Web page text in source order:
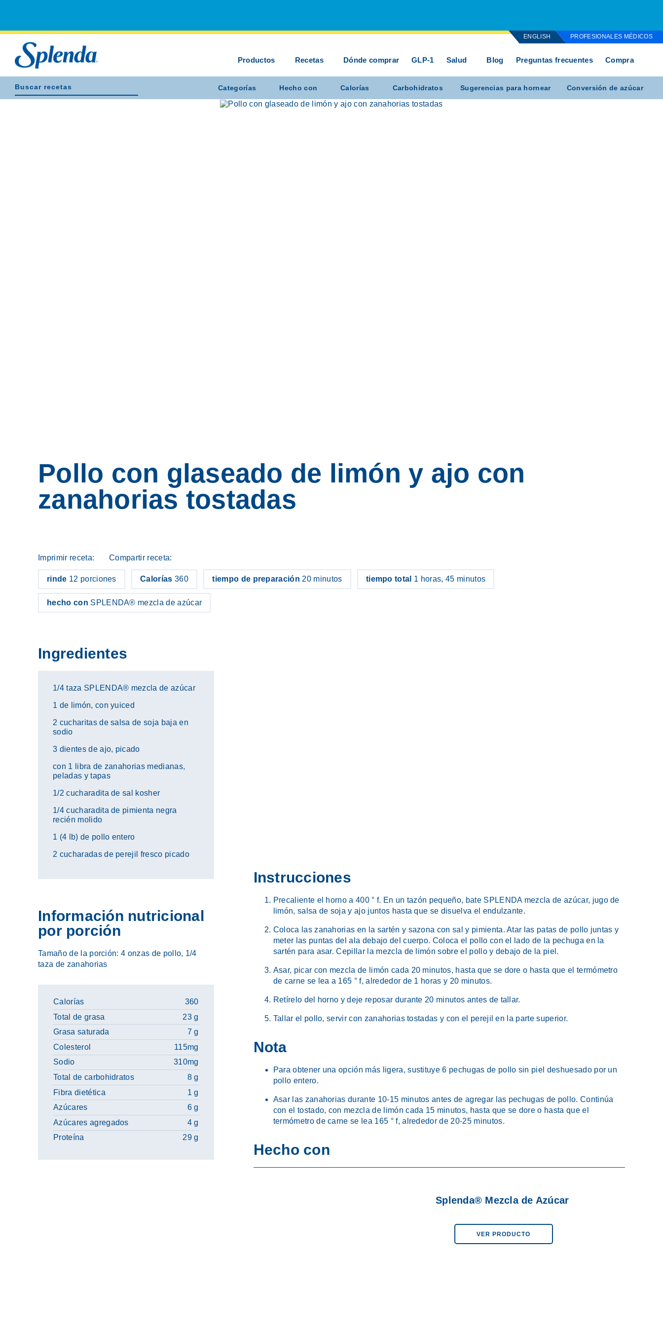
ENGLISH PROFESIONALES MÉDICOS
Productos Recetas Dónde comprar GLP-1 Salud Blog Preguntas frecuentes Compra
Categorías Hecho con Calorías Carbohidratos Sugerencias para hornear Conversión de azúcar
Pollo con glaseado de limón y ajo con
zanahorias tostadas
Imprimir receta: Imprimir
Compartir receta:
rinde 12 porciones Calorías 360 tiempo de preparación 20 minutos tiempo total 1 horas, 45 minutos
hecho con SPLENDA® mezcla de azúcar
Ingredientes
1/4 taza SPLENDA® mezcla de azúcar
1 de limón, con yuiced
2 cucharitas de salsa de soja baja en
sodio
3 dientes de ajo, picado
con 1 libra de zanahorias medianas,
peladas y tapas
1/2 cucharadita de sal kosher
1/4 cucharadita de pimienta negra
recién molido
1 (4 lb) de pollo entero
2 cucharadas de perejil fresco picado
Información nutricional
por porción
Tamaño de la porción: 4 onzas de pollo, 1/4
taza de zanahorias
Calorías
360
Total de grasa
23 g
Grasa saturada
7 g
Colesterol
115mg
Sodio
310mg
Total de carbohidratos
8 g
Fibra dietética
1 g
Azúcares
6 g
Azúcares agregados
4 g
Proteína
29 g
Instrucciones
Precaliente el horno a 400 ° f. En un tazón pequeño, bate SPLENDA mezcla de azúcar, jugo de
limón, salsa de soja y ajo juntos hasta que se disuelva el endulzante.
Coloca las zanahorias en la sartén y sazona con sal y pimienta. Atar las patas de pollo juntas y
meter las puntas del ala debajo del cuerpo. Coloca el pollo con el lado de la pechuga en la
sartén para asar. Cepillar la mezcla de limón sobre el pollo y debajo de la piel.
Asar, picar con mezcla de limón cada 20 minutos, hasta que se dore o hasta que el termómetro
de carne se lea a 165 ° f, alrededor de 1 horas y 20 minutos.
Retírelo del horno y deje reposar durante 20 minutos antes de tallar.
Tallar el pollo, servir con zanahorias tostadas y con el perejil en la parte superior.
Nota
Para obtener una opción más ligera, sustituye 6 pechugas de pollo sin piel deshuesado por un
pollo entero.
Asar las zanahorias durante 10-15 minutos antes de agregar las pechugas de pollo. Continúa
con el tostado, con mezcla de limón cada 15 minutos, hasta que se dore o hasta que el
termómetro de carne se lea 165 ° f, alrededor de 20-25 minutos.
Hecho con
Splenda® Mezcla de Azúcar
VER PRODUCTO